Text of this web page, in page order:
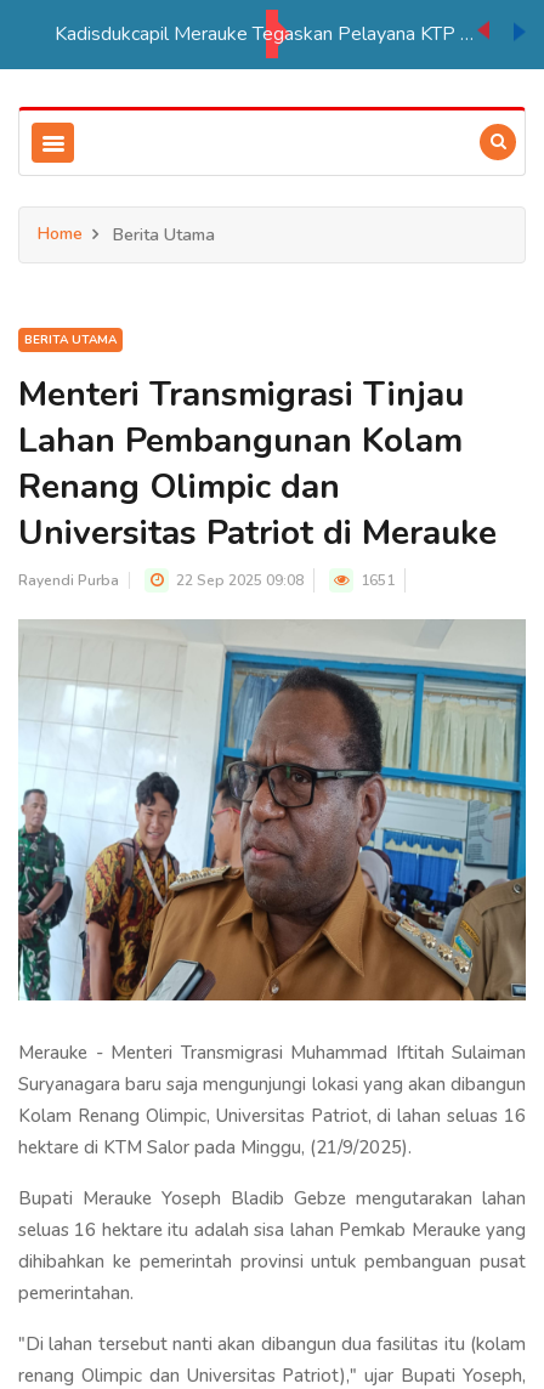
Kadisdukcapil Merauke Tegaskan Pelayana KTP Sesuai SOP
Home Berita Utama
BERITA UTAMA
Menteri Transmigrasi Tinjau
Lahan Pembangunan Kolam
Renang Olimpic dan
Universitas Patriot di Merauke
Rayendi Purba 22 Sep 2025 09:08 1651
Merauke - Menteri Transmigrasi Muhammad Iftitah Sulaiman
Suryanagara baru saja mengunjungi lokasi yang akan dibangun
Kolam Renang Olimpic, Universitas Patriot, di lahan seluas 16
hektare di KTM Salor pada Minggu, (21/9/2025).
Bupati Merauke Yoseph Bladib Gebze mengutarakan lahan
seluas 16 hektare itu adalah sisa lahan Pemkab Merauke yang
dihibahkan ke pemerintah provinsi untuk pembanguan pusat
pemerintahan.
"Di lahan tersebut nanti akan dibangun dua fasilitas itu (kolam
renang Olimpic dan Universitas Patriot)," ujar Bupati Yoseph,